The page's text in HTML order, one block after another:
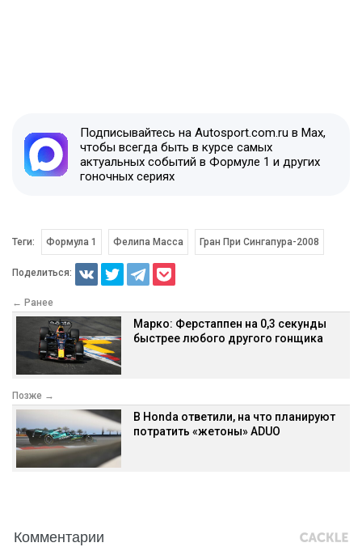
Подписывайтесь на Autosport.com.ru в Max,
чтобы всегда быть в курсе самых
актуальных событий в Формуле 1 и других
гоночных сериях
Теги: Формула 1 Фелипа Масса Гран При Сингапура-2008
Поделиться:
← Ранее
Марко: Ферстаппен на 0,3 секунды
быстрее любого другого гонщика
Позже →
В Honda ответили, на что планируют
потратить «жетоны» ADUO
Комментарии